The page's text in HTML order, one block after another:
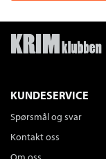
KUNDESERVICE
Spørsmål og svar
Kontakt oss